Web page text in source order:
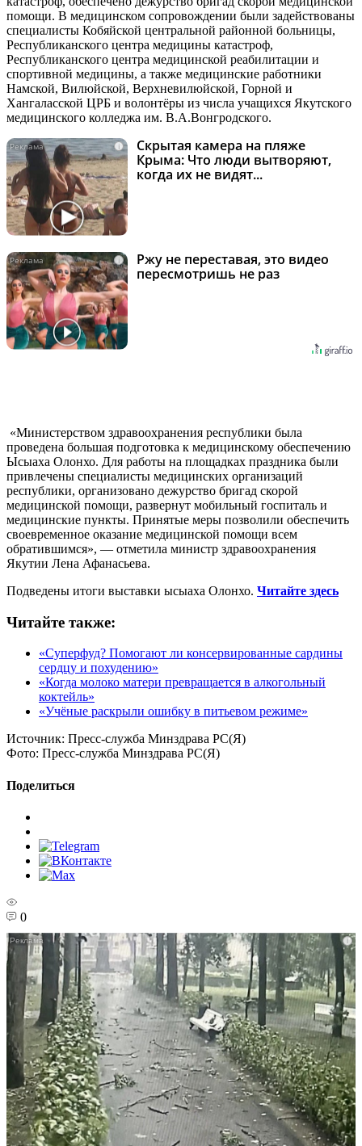
помощи. В медицинском сопровождении были задействованы
специалисты Кобяйской центральной районной больницы,
Республиканского центра медицины катастроф,
Республиканского центра медицинской реабилитации и
спортивной медицины, а также медицинские работники
Намской, Вилюйской, Верхневилюйской, Горной и
Хангаласской ЦРБ и волонтёры из числа учащихся Якутского
медицинского колледжа им. В.А.Вонгродского.
i
Скрытая камера на пляже
Крыма: Что люди вытворяют,
когда их не видят...
i
Ржу не переставая, это видео
пересмотришь не раз
«Министерством здравоохранения республики была
проведена большая подготовка к медицинскому обеспечению
Ысыаха Олонхо. Для работы на площадках праздника были
привлечены специалисты медицинских организаций
республики, организовано дежурство бригад скорой
медицинской помощи, развернут мобильный госпиталь и
медицинские пункты. Принятые меры позволили обеспечить
своевременное оказание медицинской помощи всем
обратившимся», — отметила министр здравоохранения
Якутии Лена Афанасьева.
Подведены итоги выставки ысыаха Олонхо. Читайте здесь
Читайте также:
«Суперфуд? Помогают ли консервированные сардины
сердцу и похудению»
«Когда молоко матери превращается в алкогольный
коктейль»
«Учёные раскрыли ошибку в питьевом режиме»
Источник: Пресс-служба Минздрава РС(Я)
Фото: Пресс-служба Минздрава РС(Я)
Поделиться
0
i